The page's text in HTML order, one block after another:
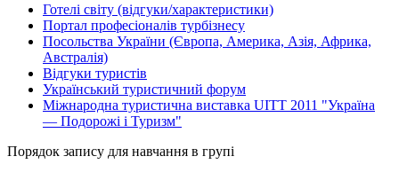
Готелі світу (відгуки/характеристики)
Портал професіоналів турбізнесу
Посольства України (Європа, Америка, Азія, Африка,
Австралія)
Відгуки туристів
Український туристичний форум
Міжнародна туристична виставка UІTT 2011 "Україна
— Подорожі і Туризм"
Порядок запису для навчання в групi